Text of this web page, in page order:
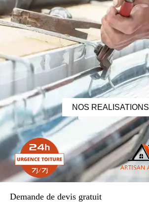
NOS REALISATIONS
Demande de devis gratuit